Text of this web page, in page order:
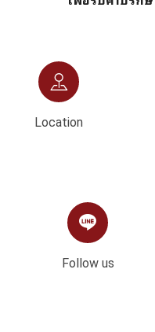
Location
Follow us